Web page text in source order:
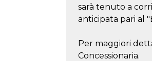
sarà tenuto a
anticipata pari al
Per maggiori
Concessionaria.